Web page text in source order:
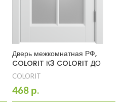
Дверь межкомнатная РФ,
COLORIT К3 COLORIT ДО
COLORIT
468 р.